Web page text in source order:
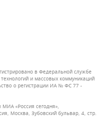
в Федеральной службе
и массовых коммуникаций
о регистрации ИА № ФС 77 -
МИА «Россия сегодня»,
Москва, Зубовский бульвар, 4, стр.